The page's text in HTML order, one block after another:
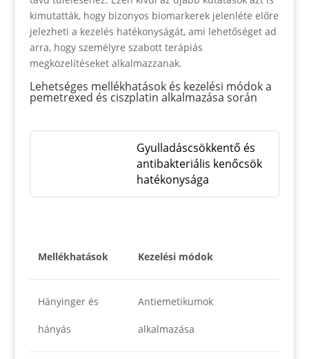
kimutatták, hogy bizonyos biomarkerek jelenléte előre
jelezheti a kezelés hatékonyságát, ami lehetőséget ad
arra, hogy személyre szabott terápiás
megközelítéseket alkalmazzanak.
Lehetséges mellékhatások és kezelési módok a
pemetrexed és ciszplatin alkalmazása során
Gyulladáscsökkentő és
antibakteriális kenőcsök
hatékonysága
Mellékhatások Kezelési módok
Hányinger és
hányás
Antiemetikumok
alkalmazása